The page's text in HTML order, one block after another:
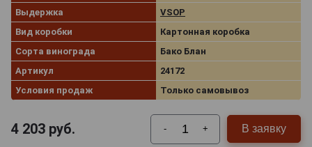
Выдержка
VSOP
Вид коробки
Картонная коробка
Сорта винограда
Бако Блан
Артикул
24172
Условия продаж
Только самовывоз
4 203 руб. - + В заявку